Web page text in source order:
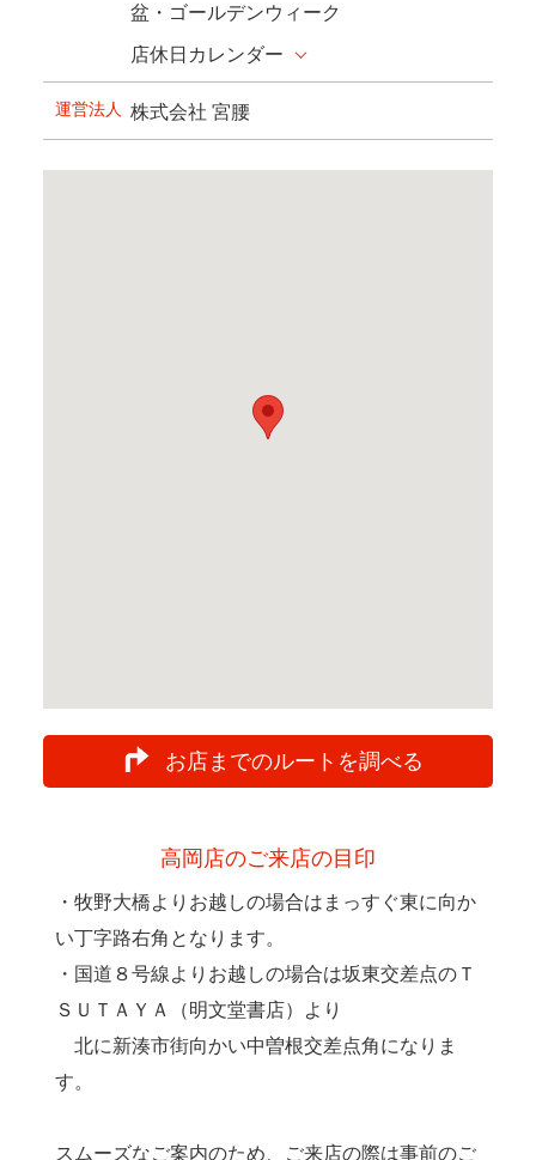
盆・ゴールデンウィーク
店休日カレンダー
運営法人 株式会社 宮腰
お店までのルートを調べる
高岡店のご来店の目印
・牧野大橋よりお越しの場合はまっすぐ東に向か
い丁字路右角となります。
・国道８号線よりお越しの場合は坂東交差点のＴ
ＳＵＴＡＹＡ（明文堂書店）より
北に新湊市街向かい中曽根交差点角になりま
す。
スムーズなご案内のため、ご来店の際は事前のご